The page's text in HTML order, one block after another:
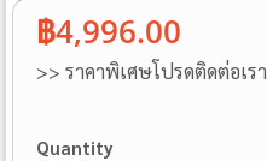
฿4,996.00
>> ราคาพิเศษโปรดติดต่อเรา
Quantity